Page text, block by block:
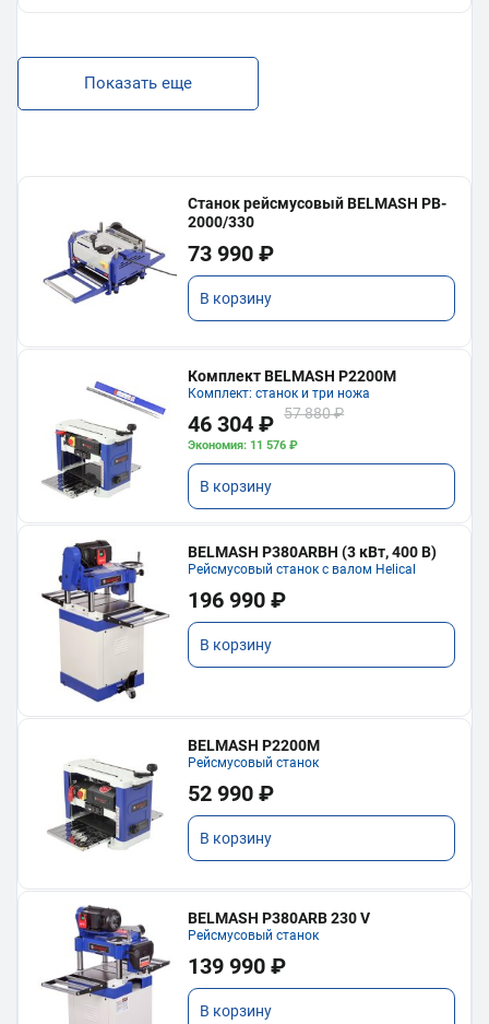
Показать еще
Станок рейсмусовый BELMASH PB-
2000/330
73 990 ₽
В корзину
Комплект BELMASH P2200M
Комплект: станок и три ножа
46 304 ₽ 57 880 ₽
Экономия: 11 576 ₽
В корзину
BELMASH P380ARBH (3 кВт, 400 В)
Рейсмусовый станок с валом Helical
196 990 ₽
В корзину
BELMASH P2200M
Рейсмусовый станок
52 990 ₽
В корзину
BELMASH P380ARB 230 V
Рейсмусовый станок
139 990 ₽
В корзину